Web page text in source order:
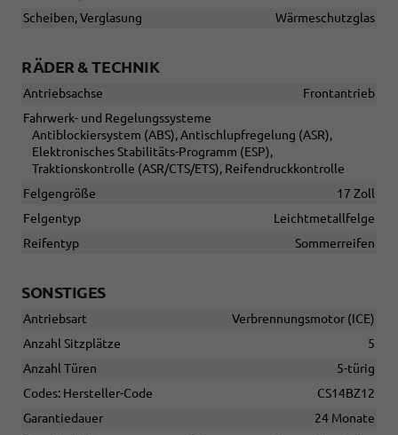
Scheiben, Verglasung
Wärmeschutzglas
RÄDER & TECHNIK
Antriebsachse
Frontantrieb
Fahrwerk- und Regelungssysteme
Antiblockiersystem (ABS), Antischlupfregelung (ASR),
Elektronisches Stabilitäts-Programm (ESP),
Traktionskontrolle (ASR/CTS/ETS), Reifendruckkontrolle
Felgengröße
17 Zoll
Felgentyp
Leichtmetallfelge
Reifentyp
Sommerreifen
SONSTIGES
Antriebsart
Verbrennungsmotor (ICE)
Anzahl Sitzplätze
5
Anzahl Türen
5-türig
Codes: Hersteller-Code
CS14BZ12
Garantiedauer
24 Monate